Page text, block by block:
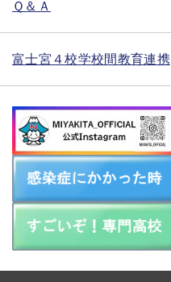
Ｑ＆Ａ
富士宮４校学校間教育連携